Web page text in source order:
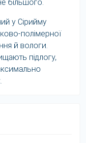
більшого.
у Сірийму
й вологи.
підлогу,